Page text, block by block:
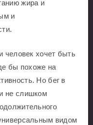
жира и
и
человек хочет быть
бы похоже на
Но бег в
не слишком
видом